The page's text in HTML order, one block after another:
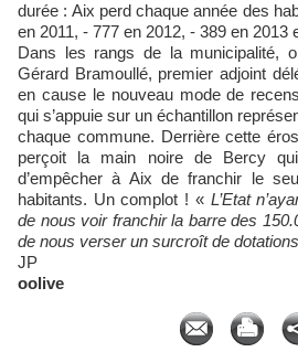
durée : Aix perd chaque année des
en 2011, - 777 en 2012, - 389 en 2013
Dans les rangs de la municipalité,
Gérard Bramoullé, premier adjoint
en cause le nouveau mode de
qui s’appuie sur un échantillon
chaque commune. Derrière cette
perçoit la main noire de Bercy qui
d’empêcher à Aix de franchir le
habitants. Un complot ! « L’Etat
de nous voir franchir la barre des
de nous verser un surcroît de dotations
JP
oolive